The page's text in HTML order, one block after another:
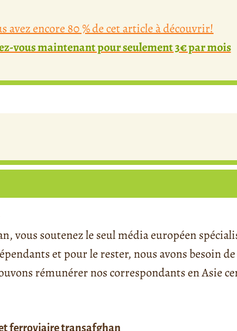
avez encore 80 % de cet article à découvrir!
vous maintenant pour seulement 3€ par mois
vous soutenez le seul média européen
et pour le rester, nous avons besoin
rémunérer nos correspondants en Asie
ferroviaire transafghan